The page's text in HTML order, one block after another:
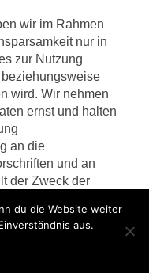
wir im Rahmen
nur in
zur Nutzung
wird. Wir nehmen
ernst und halten
an die
und an
der Zweck der
werden die
Regelmäßig
du die Website weiter
aus.